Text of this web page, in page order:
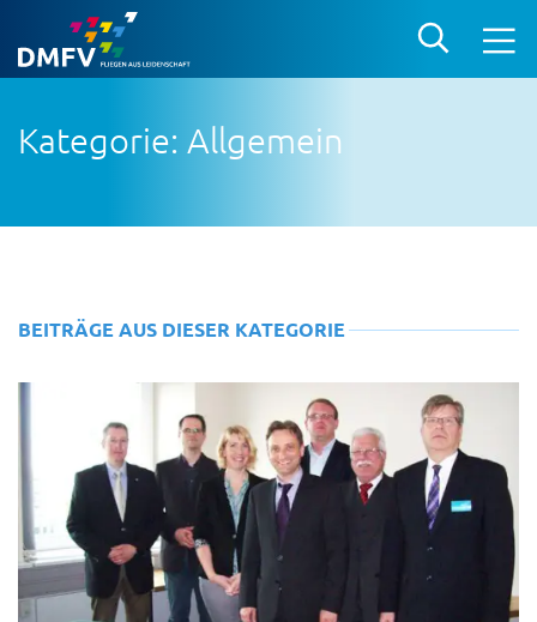
Kategorie: Allgemein
BEITRÄGE AUS DIESER KATEGORIE